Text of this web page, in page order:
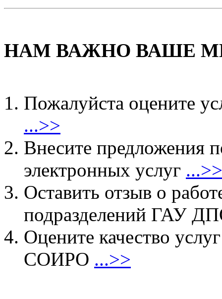
НАМ ВАЖНО ВАШЕ
Пожалуйста оцените
...>>
Внесите предложения
электронных услуг ...>>
Оставить отзыв о
подразделений ГАУ
Оцените качество
СОИРО ...>>